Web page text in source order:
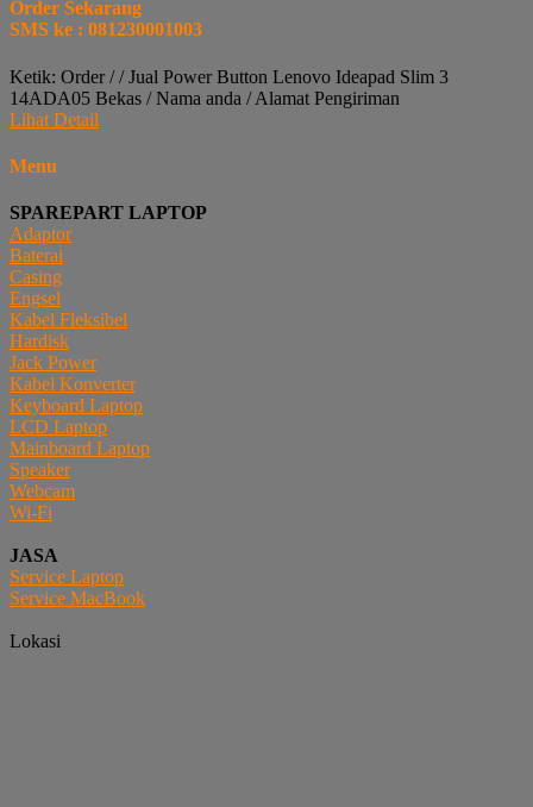
Order Sekarang
SMS ke : 081230001003
Ketik: Order / / Jual Power Button Lenovo Ideapad Slim 3
14ADA05 Bekas / Nama anda / Alamat Pengiriman
Lihat Detail
Menu
SPAREPART LAPTOP
Adaptor
Baterai
Casing
Engsel
Kabel Fleksibel
Hardisk
Jack Power
Kabel Konverter
Keyboard Laptop
LCD Laptop
Mainboard Laptop
Speaker
Webcam
Wi-Fi
JASA
Service Laptop
Service MacBook
Lokasi